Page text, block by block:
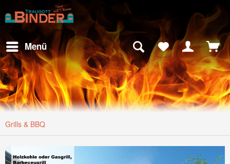
Menü
Grills & BBQ